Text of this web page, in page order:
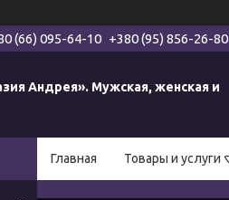
(66) 095-64-10 +380 (95) 856-26-80
Андрея». Мужская, женская и
Главная Товары и услуги